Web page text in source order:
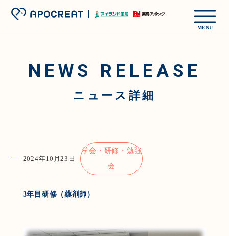
MENU
NEWS RELEASE
ニュース詳細
2024年10月23日
学会・研修・勉強
会
3年目研修（薬剤師）